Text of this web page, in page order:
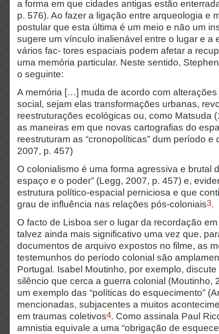
a forma em que cidades antigas estão
p. 576). Ao fazer a ligação entre arqueologia e
postular que esta última é um meio e não um
sugere um vínculo inalienável entre o lugar e a
vários fac- tores espaciais podem afetar a
uma memória particular. Neste sentido,
o seguinte:
A memória […] muda de acordo com
social, sejam elas transformações urbanas,
reestruturações ecológicas ou, como Matsuda
as maneiras em que novas cartografias do
reestruturam as “cronopolíticas” dum período e
2007, p. 457)
O colonialismo é uma forma agressiva e brutal
espaço e o poder” (Legg, 2007, p. 457) e,
estrutura político-espacial perniciosa e que
grau de influência nas relações pós-coloniais3.
O facto de Lisboa ser o lugar da recordação
talvez ainda mais significativo uma vez que,
documentos de arquivo expostos no filme, as
testemunhos do período colonial são
Portugal. Isabel Moutinho, por exemplo,
silêncio que cerca a guerra colonial (Moutinho,
um exemplo das “políticas do esquecimento”
mencionadas, subjacentes a muitos
em traumas coletivos4. Como assinala Paul
amnistia equivale a uma “obrigação de